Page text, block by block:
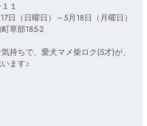
１
日（日曜日）～5月18日（月曜日）
草部185-2
持ちで、愛犬マメ柴ロク(5才)が、
ます♪